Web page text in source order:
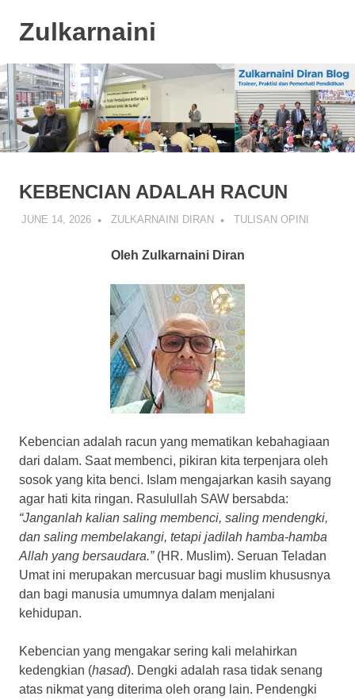
Zulkarnaini
Blog
KEBENCIAN ADALAH RACUN
JUNE 14, 2026 ZULKARNAINI DIRAN TULISAN OPINI
Oleh Zulkarnaini Diran
Kebencian adalah racun yang mematikan kebahagiaan
dari dalam. Saat membenci, pikiran kita terpenjara oleh
sosok yang kita benci. Islam mengajarkan kasih sayang
agar hati kita ringan. Rasulullah SAW bersabda:
“Janganlah kalian saling membenci, saling mendengki,
dan saling membelakangi, tetapi jadilah hamba-hamba
Allah yang bersaudara.”(HR. Muslim). Seruan Teladan
Umat ini merupakan mercusuar bagi muslim khususnya
dan bagi manusia umumnya dalam menjalani
kehidupan.
Kebencian yang mengakar sering kali melahirkan
kedengkian (hasad). Dengki adalah rasa tidak senang
atas nikmat yang diterima oleh orang lain. Pendengki